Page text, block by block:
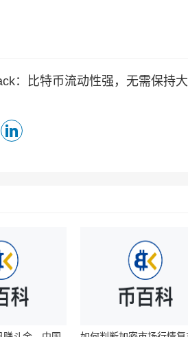
：比特币流动性强，无需保持